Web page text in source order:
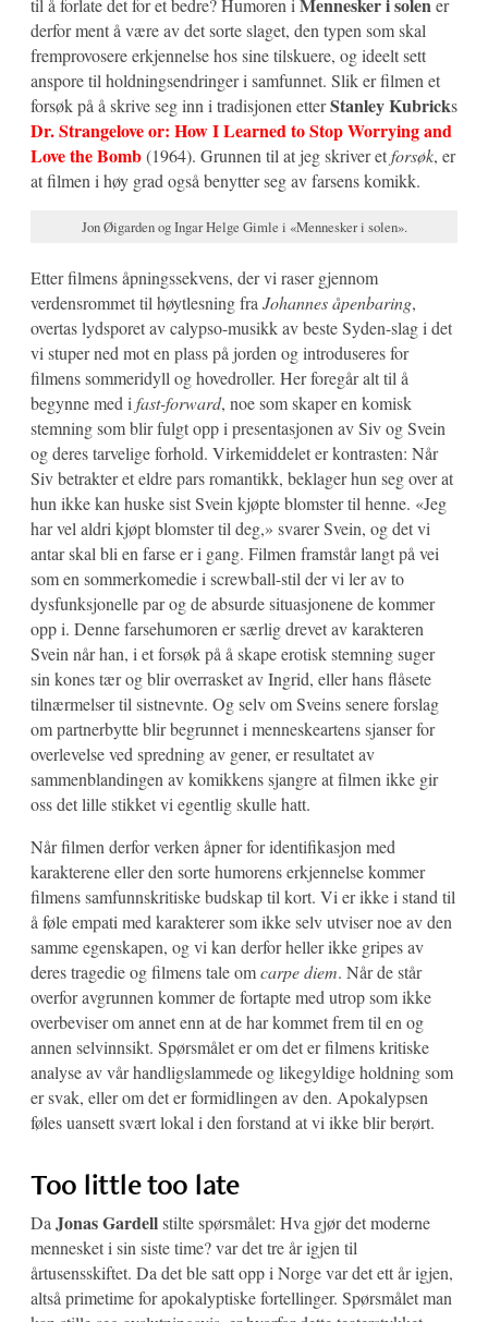
til å forlate det for et bedre? Humoren iMennesker i solener
derfor ment å være av det sorte slaget, den typen som skal
fremprovosere erkjennelse hos sine tilskuere, og ideelt sett
anspore til holdningsendringer i samfunnet. Slik er filmen et
forsøk på å skrive seg inn i tradisjonen etterStanley Kubricks
Dr. Strangelove or: How I Learned to Stop Worrying and
Love the Bomb(1964). Grunnen til at jeg skriver etforsøk, er
at filmen i høy grad også benytter seg av farsens komikk.
Jon Øigarden og Ingar Helge Gimle i «Mennesker i solen».
Etter filmens åpningssekvens, der vi raser gjennom
verdensrommet til høytlesning fraJohannes åpenbaring,
overtas lydsporet av calypso-musikk av beste Syden-slag i det
vi stuper ned mot en plass på jorden og introduseres for
filmens sommeridyll og hovedroller. Her foregår alt til å
begynne med ifast-forward, noe som skaper en komisk
stemning som blir fulgt opp i presentasjonen av Siv og Svein
og deres tarvelige forhold. Virkemiddelet er kontrasten: Når
Siv betrakter et eldre pars romantikk, beklager hun seg over at
hun ikke kan huske sist Svein kjøpte blomster til henne. «Jeg
har vel aldri kjøpt blomster til deg,» svarer Svein, og det vi
antar skal bli en farse er i gang. Filmen framstår langt på vei
som en sommerkomedie i screwball-stil der vi ler av to
dysfunksjonelle par og de absurde situasjonene de kommer
opp i. Denne farsehumoren er særlig drevet av karakteren
Svein når han, i et forsøk på å skape erotisk stemning suger
sin kones tær og blir overrasket av Ingrid, eller hans flåsete
tilnærmelser til sistnevnte. Og selv om Sveins senere forslag
om partnerbytte blir begrunnet i menneskeartens sjanser for
overlevelse ved spredning av gener, er resultatet av
sammenblandingen av komikkens sjangre at filmen ikke gir
oss det lille stikket vi egentlig skulle hatt.
Når filmen derfor verken åpner for identifikasjon med
karakterene eller den sorte humorens erkjennelse kommer
filmens samfunnskritiske budskap til kort. Vi er ikke i stand til
å føle empati med karakterer som ikke selv utviser noe av den
samme egenskapen, og vi kan derfor heller ikke gripes av
deres tragedie og filmens tale omcarpe diem. Når de står
overfor avgrunnen kommer de fortapte med utrop som ikke
overbeviser om annet enn at de har kommet frem til en og
annen selvinnsikt. Spørsmålet er om det er filmens kritiske
analyse av vår handligslammede og likegyldige holdning som
er svak, eller om det er formidlingen av den. Apokalypsen
føles uansett svært lokal i den forstand at vi ikke blir berørt.
Too little too late
Da Jonas Gardellstilte spørsmålet: Hva gjør det moderne
mennesket i sin siste time? var det tre år igjen til
årtusensskiftet. Da det ble satt opp i Norge var det ett år igjen,
altså primetime for apokalyptiske fortellinger. Spørsmålet man